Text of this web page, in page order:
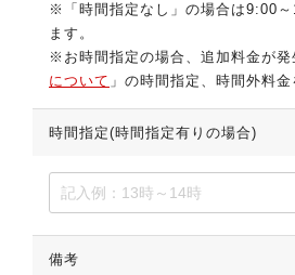
※「時間指定なし」の場合は9:00
ます。
※お時間指定の場合、追加料金が発
について 」の時間指定、時間外料金
時間指定(時間指定有りの場合)
備考